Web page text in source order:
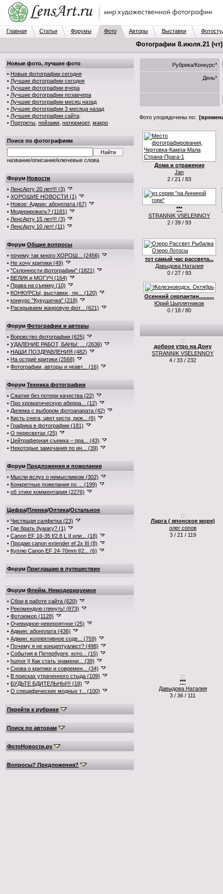
Главная Статьи Форумы Фото Авторы Выставки
Фотографии 8.июля.21
Новые фото, лучшие фото
• Новые фотографии сегодня
• Лучшие фотографии сегодня
• Лучшие фотографии вчера
• Лучшие фотографии позавчера
• Лучшие фотографии месяц назад
• Лучшие фотографии 3 месяца назад
• Лучшие фотографии сайта:
• Портреты пейзажи натюрморт, макро
Поиск по фотографиям
название/описание/ключевые слова
Форум Новости
• ЛенсАрту 20 лет!!! (3)
• ХОРОШИЕ НОВОСТИ (1)
• Новое: Админ: абонплата (67)
• Модерировать? (1181)
• ЛенсАрту 15 лет!!! (3)
• ЛенсАрту 10 лет! (11)
Форум Общие вопросы
• почему так много ХОРОШ... (2456)
• Не хочу критики (49)
• "Склонности фотографии" (1821)
• ВЕЛИК и МОГУЧ (164)
• Права на съемку (10)
• КОНКУРСЫ, выставки , пр... (120)
• конкурс "Кукушечка" (218)
• Раскрываем жанровую фот... (621)
Форум Фотографии и авторы
• Воровство фотографии (625)
• УДАЛЕНИЕ РАБОТ, БАНЫ: ... (2636)
• НАШИ ПОЗДРАВЛЕНИЯ (482)
• На остриё критики (2568)
• Фотографии, авторы и неавт... (16)
Форум Техника фотографии
• Сжатие без потери качества (22)
• Про хроматическую аберра... (12)
• Дилема с выбором фотоапарата (42)
• Кисть снега, цвет кисти, реж... (6)
• Графика в фотографии (181)
• О пересветах (25)
• Цейтраферная съемка – пра... (43)
• Некоторые замечания по ин... (39)
Форум Предложения и пожелания
• Мысли вслух о немыслимом (302)
• Конкретные пожелания по ... (199)
• об этике комментария (2276)
Цифра/Пленка/Оптика/Остальное
• Чистящая салфетка (23)
• Где брать бумагу? (1)
• Canon EF 16-35 f/2.8 L II или... (18)
• Продаю canon extender ef 2x III (8)
• Куплю Canon EF 24-70mm f/2... (6)
Форум Приглашаю в путешествие
Форум Флейм. Немодерируемое
• Сбои в работе сайта (620)
• Рекомендую глянуть! (873)
• Фотоюмор (1128)
• Очевидное-невероятное (25)
• Админ: абонплата (436)
• Админ: коллективное соде... (759)
• Почему я не концептуалист? (498)
• События в Петербурге, кото... (15)
• humor || Как стать знамени... (39)
• Снова о критике и современ... (34)
• В поисках утраченного стыда (109)
• БУДЬТЕ БДИТЕЛЬНЫ!!! (18)
• О специфических модных т... (100)
Перейти к рубрике
Поиск по авторам
ФотоНовости.ру
Вопросы? Предложения?
Рубрика/Конкурс*
День*
Фото упорядочены по:
Дома и отражение
Jan
2 / 21 / 83
***
STRANNIK VSELENNOY
2 / 39 / 93
тот самый час рассвета...
Давыдова Наталия
0 / 27 / 93
Осенний серпантин..........
Юрий Цыплятников
0 / 18 / 80
доброе утро на Дону
STRANNIK VSELENNOY
4 / 33 / 232
Ларга ( японское море)
олег сопов
3 / 21 / 119
***
Давыдова Наталия
3 / 36 / 111